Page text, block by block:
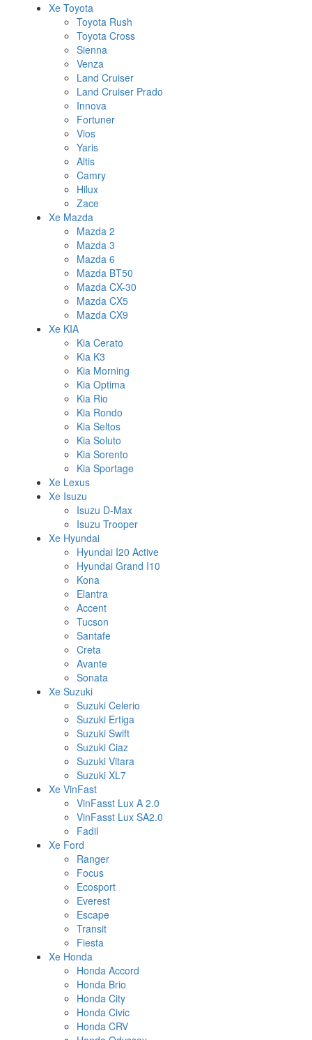
Xe Toyota
Toyota Rush
Toyota Cross
Sienna
Venza
Land Cruiser
Land Cruiser Prado
Innova
Fortuner
Vios
Yaris
Altis
Camry
Hilux
Zace
Xe Mazda
Mazda 2
Mazda 3
Mazda 6
Mazda BT50
Mazda CX-30
Mazda CX5
Mazda CX9
Xe KIA
Kia Cerato
Kia K3
Kia Morning
Kia Optima
Kia Rio
Kia Rondo
Kia Seltos
Kia Soluto
Kia Sorento
Kia Sportage
Xe Lexus
Xe Isuzu
Isuzu D-Max
Isuzu Trooper
Xe Hyundai
Hyundai I20 Active
Hyundai Grand I10
Kona
Elantra
Accent
Tucson
Santafe
Creta
Avante
Sonata
Xe Suzuki
Suzuki Celerio
Suzuki Ertiga
Suzuki Swift
Suzuki Ciaz
Suzuki Vitara
Suzuki XL7
Xe VinFast
VinFasst Lux A 2.0
VinFasst Lux SA2.0
Fadil
Xe Ford
Ranger
Focus
Ecosport
Everest
Escape
Transit
Fiesta
Xe Honda
Honda Accord
Honda Brio
Honda City
Honda Civic
Honda CRV